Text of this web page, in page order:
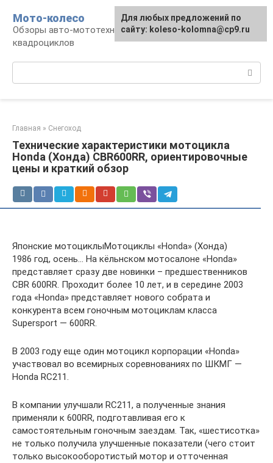
контенту
Мото-колесо
Обзоры авто-мототехники, снегоходов,
квадроциклов
Главная » Снегоход
Технические характеристики мотоцикла
Honda (Хонда) CBR600RR, ориентировочные
цены и краткий обзор
Японские мотоциклыМотоциклы «Honda» (Хонда)
1986 год, осень… На кёльнском мотосалоне «Honda»
представляет сразу две новинки – предшественников
CBR 600RR. Проходит более 10 лет, и в середине 2003
года «Honda» представляет нового собрата и
конкурента всем гоночным мотоциклам класса
Supersport — 600RR.
В 2003 году еще один мотоцикл корпорации «Honda»
участвовал во всемирных соревнованиях по ШКМГ —
Honda RC211.
В компании улучшали RC211, а полученные знания
применяли к 600RR, подготавливая его к
самостоятельным гоночным заездам. Так, «шестисотка»
не только получила улучшенные показатели (чего стоит
только высокооборотистый мотор и отточенная
Для любых предложений по
сайту: koleso-kolomna@cp9.ru